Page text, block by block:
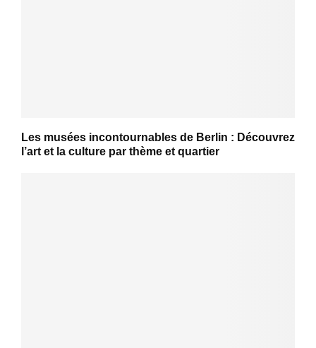
Les musées incontournables de Berlin : Découvrez
l’art et la culture par thème et quartier